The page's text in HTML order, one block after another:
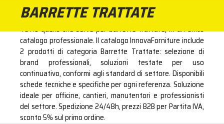
BARRETTE TRATTATE
Tutto quello che serve per barrette trattate, in un unico
catalogo professionale. Il catalogo InnovaForniture include
2 prodotti di categoria Barrette Trattate: selezione di
brand professionali, soluzioni testate per uso
continuativo, conformi agli standard di settore. Disponibili
schede tecniche e specifiche per ogni referenza. Soluzione
ideale per officine, cantieri, manutentori e professionisti
del settore. Spedizione 24/48h, prezzi B2B per Partita IVA,
sconto 5% sul primo ordine.
ACCEDI
Hai dimenticato la password?
NESSUN ACCOUNT CREA UN NUOVO ACCOUNT
Contattaci